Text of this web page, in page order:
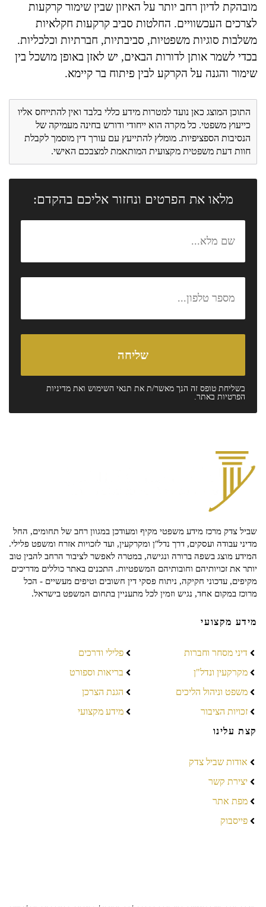
מובהקת לדיון רחב יותר על האיזון שבין שימור קרקעות
לצרכים העכשוויים. החלטות סביב קרקעות חקלאיות
משלבות סוגיות משפטיות, סביבתיות, חברתיות וכלכליות.
בכדי לשמר אותן לדורות הבאים, יש לאזן באופן מושכל בין
שימור והגנה על הקרקע לבין פיתוח בר קיימא.
התוכן המוצג כאן נועד למטרות מידע כללי בלבד ואין להתייחס אליו
כייעוץ משפטי. כל מקרה הוא ייחודי ודורש בחינה מעמיקה של
הנסיבות הספציפיות. מומלץ להתייעץ עם עורך דין מוסמך לקבלת
חוות דעת משפטית מקצועית המותאמת למצבכם האישי.
מלאו את הפרטים ונחזור אליכם בהקדם:
בשליחת טופס זה הנך מאשר/ת את תנאי השימוש ואת מדיניות
הפרטיות באתר.
שביל צדק מרכז מידע משפטי מקיף ומעודכן במגוון רחב של תחומים, החל
מדיני עבודה ועסקים, דרך נדל"ן ומקרקעין, ועד לזכויות אזרח ומשפט פלילי.
המידע מוצג בשפה ברורה ונגישה, במטרה לאפשר לציבור הרחב להבין טוב
יותר את זכויותיהם וחובותיהם המשפטיות. התכנים באתר כוללים מדריכים
מקיפים, עדכוני חקיקה, ניתוח פסקי דין חשובים וטיפים מעשיים - הכל
מרוכז במקום אחד, נגיש וזמין לכל מתעניין בתחום המשפט בישראל.
מידע מקצועי
דיני מסחר וחברות
מקרקעין ונדל"ן
משפט וניהול הליכים
זכויות הציבור
פלילי ודרכים
בריאות וספורט
הגנת הצרכן
מידע מקצועי
קצת עלינו
אודות שביל צדק
יצירת קשר
מפת אתר
פייסבוק